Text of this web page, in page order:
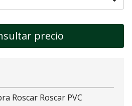
precio
Roscar Roscar PVC